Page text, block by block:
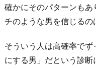
確かにそのパターンも
チのような男を信じるの
そういう人は高確率で
にする男」だという診断